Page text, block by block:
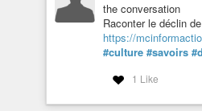
the conversation
Raconter le déclin
https://
#culture #savoirs
1 Like